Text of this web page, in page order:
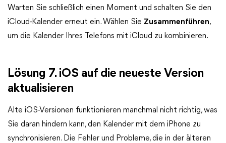
Warten Sie schließlich einen Moment und schalten Sie den
iCloud-Kalender erneut ein. Wählen Sie Zusammenführen,
um die Kalender Ihres Telefons mit iCloud zu kombinieren.
Lösung 7. iOS auf die neueste Version
aktualisieren
Alte iOS-Versionen funktionieren manchmal nicht richtig, was
Sie daran hindern kann, den Kalender mit dem iPhone zu
synchronisieren. Die Fehler und Probleme, die in der älteren